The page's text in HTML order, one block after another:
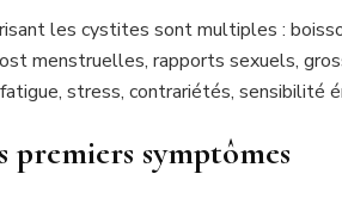
les cystites sont multiples :
menstruelles, rapports sexuels,
stress, contrariétés, sensibilité
premiers symptômes